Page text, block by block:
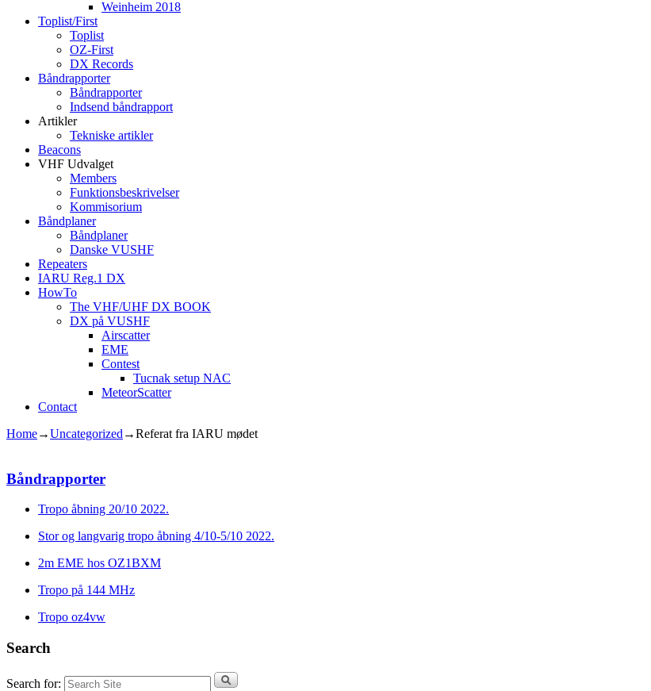
Weinheim 2018
Toplist/First
Toplist
OZ-First
DX Records
Båndrapporter
Båndrapporter
Indsend båndrapport
Artikler
Tekniske artikler
Beacons
VHF Udvalget
Members
Funktionsbeskrivelser
Kommisorium
Båndplaner
Båndplaner
Danske VUSHF
Repeaters
IARU Reg.1 DX
HowTo
The VHF/UHF DX BOOK
DX på VUSHF
Airscatter
EME
Contest
Tucnak setup NAC
MeteorScatter
Contact
Home→Uncategorized →Referat fra IARU mødet
Båndrapporter
Tropo åbning 20/10 2022.
Stor og langvarig tropo åbning 4/10-5/10 2022.
2m EME hos OZ1BXM
Tropo på 144 MHz
Tropo oz4vw
Search
Search for: